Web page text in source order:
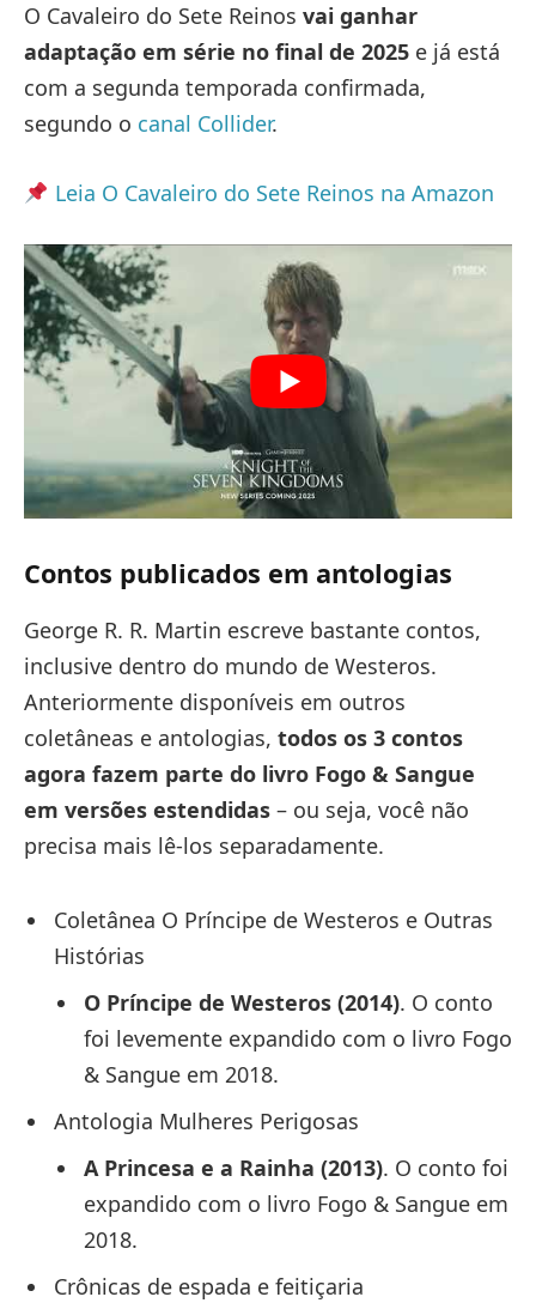
O Cavaleiro do Sete Reinos vai ganhar
adaptação em série no final de 2025 e já está
com a segunda temporada confirmada,
segundo o canal Collider.
Leia O Cavaleiro do Sete Reinos na Amazon
Contos publicados em antologias
George R. R. Martin escreve bastante contos,
inclusive dentro do mundo de Westeros.
Anteriormente disponíveis em outros
coletâneas e antologias, todos os 3 contos
agora fazem parte do livro Fogo & Sangue
em versões estendidas – ou seja, você não
precisa mais lê-los separadamente.
Coletânea O Príncipe de Westeros e Outras
Histórias
O Príncipe de Westeros (2014). O conto
foi levemente expandido com o livro Fogo
& Sangue em 2018.
Antologia Mulheres Perigosas
A Princesa e a Rainha (2013). O conto foi
expandido com o livro Fogo & Sangue em
2018.
Crônicas de espada e feitiçaria